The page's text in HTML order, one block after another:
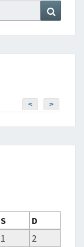
< >
S
D
1
2